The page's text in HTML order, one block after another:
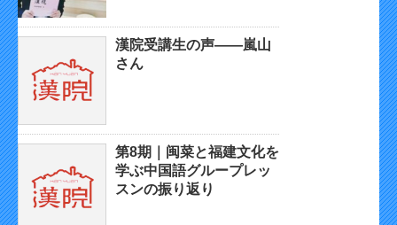
漢院受講生の声——嵐山
さん
第8期｜闽菜と福建文化を
学ぶ中国語グループレッ
スンの振り返り